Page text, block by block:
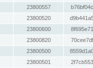
23800557
23800520
23800600
23800820
23800500
23800501